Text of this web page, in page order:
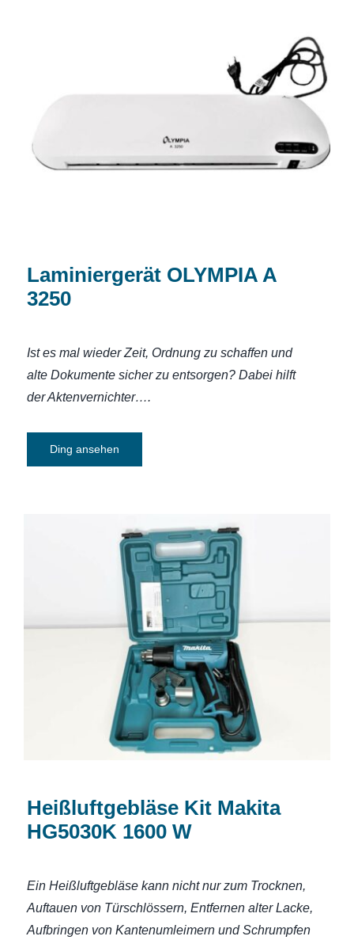
Laminiergerät OLYMPIA A
3250
Ist esmal wieder Zeit, Ordnung zu schaffen und
alte Dokumente sicher zu entsorgen? Dabei hilft
der Aktenvernichter….
Ding ansehen
Heißluftgebläse Kit Makita HG5030K
1600 W
Heißluftgebläse Kit Makita
HG5030K 1600 W
Ein Heißluftgebläse kann nicht nur zum Trocknen,
Auftauen von Türschlössern, Entfernen alter Lacke,
Aufbringen von Kantenumleimern und Schrumpfen